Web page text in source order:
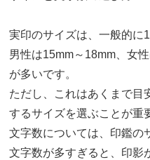
実印のサイズは、一般的に
男性は15mm～18mm、女
が多いです。
ただし、これはあくまで目
するサイズを選ぶことが重
文字数については、印鑑の
文字数が多すぎると、印影